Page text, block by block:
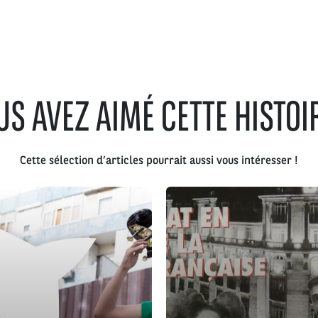
AVEZ AIMÉ CETTE
Cette sélection d’articles pourrait aussi vous intéresser !